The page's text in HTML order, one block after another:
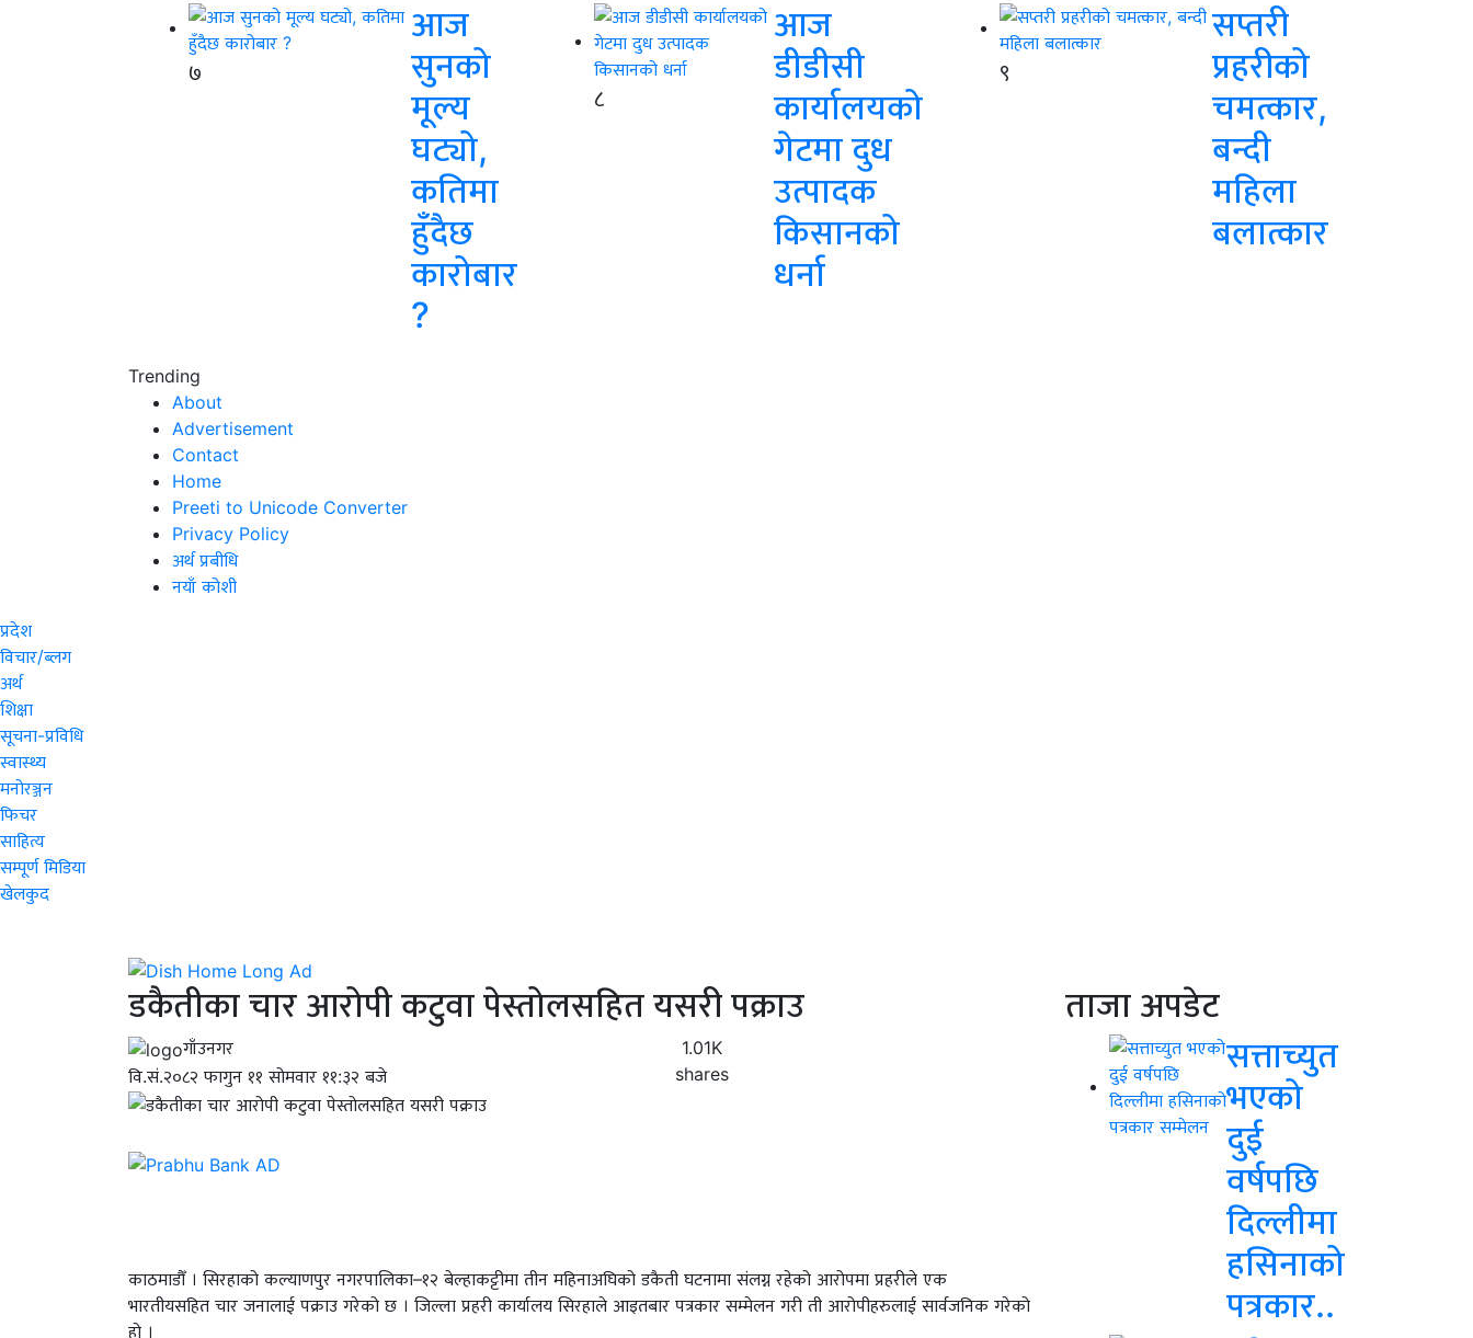
७
आज
सुनको
मूल्य
घट्यो,
कतिमा
हुँदैछ
कारोबार
?
८
आज
डीडीसी
कार्यालयको
गेटमा दुध
उत्पादक
किसानको
धर्ना
९
सप्तरी
प्रहरीको
चमत्कार,
बन्दी
महिला
बलात्कार
Trending
About
Advertisement
Contact
Home
Preeti to Unicode Converter
Privacy Policy
अर्थ प्रबीधि
नयाँ कोशी
प्रदेश
विचार/ब्लग
अर्थ
शिक्षा
सूचना-प्रविधि
स्वास्थ्य
मनोरञ्जन
फिचर
साहित्य
सम्पूर्ण मिडिया
खेलकुद
डकैतीका चार आरोपी कटुवा पेस्तोलसहित यसरी पक्राउ
गाँउनगर
वि.सं.२०८२ फागुन ११ सोमवार ११:३२ बजे
1.01K
shares
काठमाडौँ । सिरहाको कल्याणपुर नगरपालिका–१२ बेल्हाकट्टीमा तीन महिनाअघिको डकैती घटनामा संलग्न रहेको आरोपमा प्रहरीले एक
भारतीयसहित चार जनालाई पक्राउ गरेको छ । जिल्ला प्रहरी कार्यालय सिरहाले आइतबार पत्रकार सम्मेलन गरी ती आरोपीहरुलाई सार्वजनिक गरेको
हो ।
ताजा अपडेट
सत्ताच्युत
भएको
दुई
वर्षपछि
दिल्लीमा
हसिनाको
पत्रकार..